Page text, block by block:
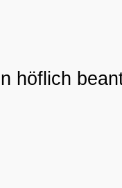
höflich